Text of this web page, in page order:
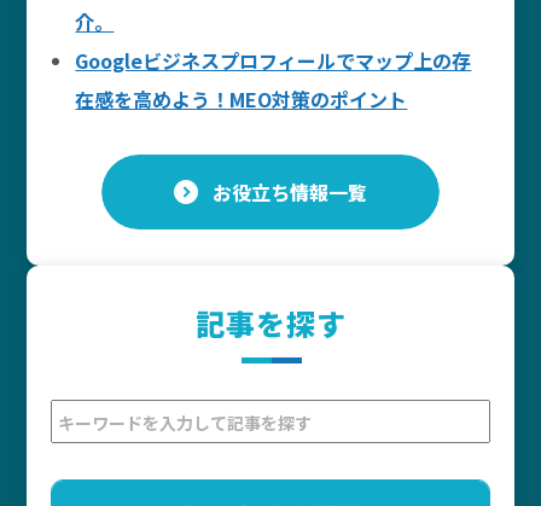
介。
Googleビジネスプロフィールでマップ上の存
在感を高めよう！MEO対策のポイント
お役立ち情報一覧
記事を探す